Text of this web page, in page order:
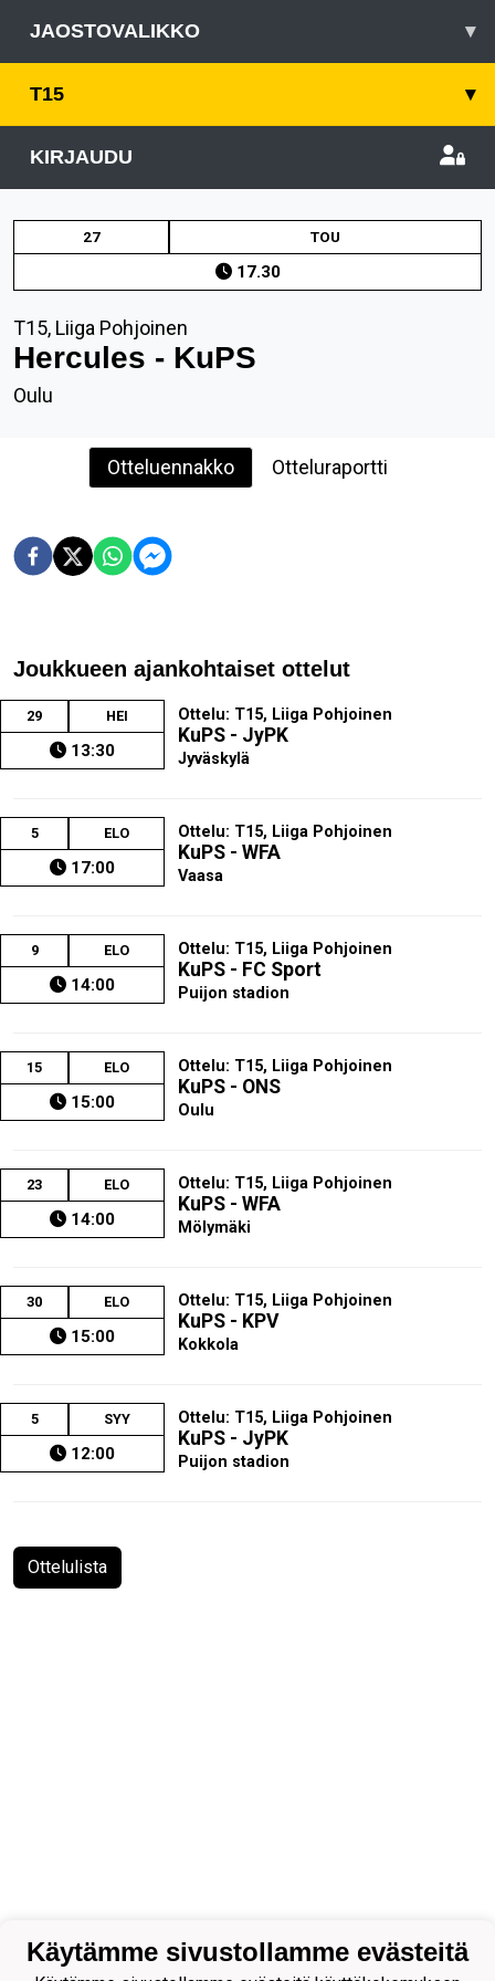
JAOSTOVALIKKO ▾
T15 ▾
KIRJAUDU
27 TOU
17.30
T15, Liiga Pohjoinen
Hercules - KuPS
Oulu
Otteluennakko Otteluraportti
Joukkueen ajankohtaiset ottelut
29 HEI
13:30
Ottelu: T15, Liiga Pohjoinen
KuPS - JyPK
Jyväskylä
5 ELO
17:00
Ottelu: T15, Liiga Pohjoinen
KuPS - WFA
Vaasa
9 ELO
14:00
Ottelu: T15, Liiga Pohjoinen
KuPS - FC Sport
Puijon stadion
15 ELO
15:00
Ottelu: T15, Liiga Pohjoinen
KuPS - ONS
Oulu
23 ELO
14:00
Ottelu: T15, Liiga Pohjoinen
KuPS - WFA
Mölymäki
30 ELO
15:00
Ottelu: T15, Liiga Pohjoinen
KuPS - KPV
Kokkola
5 SYY
12:00
Ottelu: T15, Liiga Pohjoinen
KuPS - JyPK
Puijon stadion
Ottelulista
Käytämme sivustollamme evästeitä